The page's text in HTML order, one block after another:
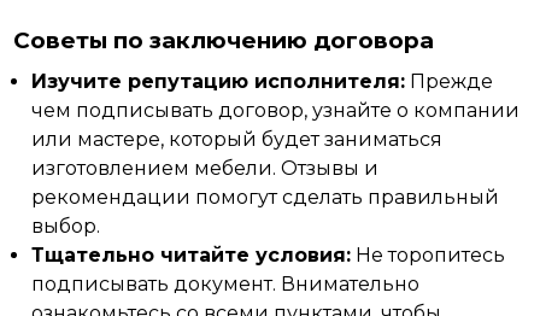
Советы по заключению договора
Изучите репутацию исполнителя: Прежде
чем подписывать договор, узнайте о компании
или мастере, который будет заниматься
изготовлением мебели. Отзывы и
рекомендации помогут сделать правильный
выбор.
Тщательно читайте условия: Не торопитесь
подписывать документ. Внимательно